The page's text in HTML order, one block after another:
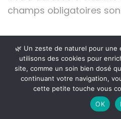
champs obligatoires
COMMENTAIRE*
🌿 Un zeste de naturel pour une
utilisons des cookies pour
site, comme un soin bien dosé
continuant votre navigation,
cette petite touche vous
OK